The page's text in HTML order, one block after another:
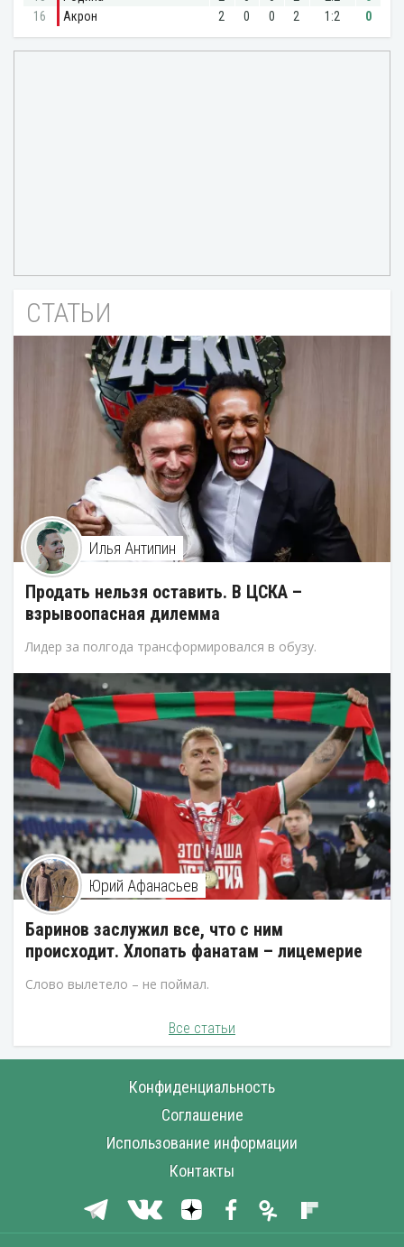
СТАТЬИ
Илья Антипин
Продать нельзя оставить. В ЦСКА –
взрывоопасная дилемма
Лидер за полгода трансформировался в обузу.
Юрий Афанасьев
Баринов заслужил все, что с ним
происходит. Хлопать фанатам – лицемерие
Слово вылетело – не поймал.
Все статьи
Конфиденциальность
Соглашение
Использование информации
Контакты